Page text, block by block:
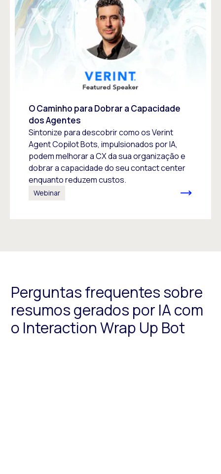
O Caminho para Dobrar a Capacidade
dos Agentes
Sintonize para descobrir como os Verint
Agent Copilot Bots, impulsionados por IA,
podem melhorar a CX da sua organização e
dobrar a capacidade do seu contact center
enquanto reduzem custos.
Webinar
Perguntas frequentes sobre
resumos gerados por IA com
o Interaction Wrap Up Bot